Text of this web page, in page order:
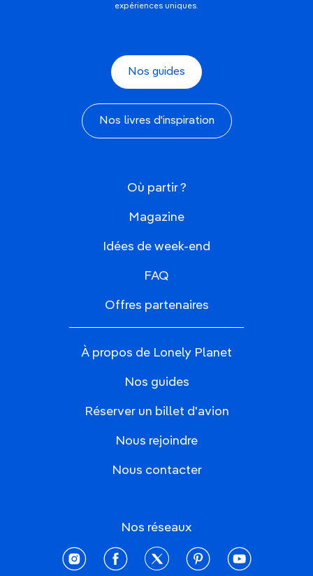
expériences uniques.
Nos guides
Nos livres d'inspiration
Où partir ?
Magazine
Idées de week-end
FAQ
Offres partenaires
À propos de Lonely Planet
Nos guides
Réserver un billet d'avion
Nous rejoindre
Nous contacter
Nos réseaux
instagramfacebooktwitter pinterestyoutube